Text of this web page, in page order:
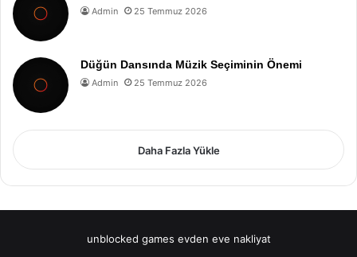
Admin 25 Temmuz 2026
Düğün Dansında Müzik Seçiminin Önemi
Admin 25 Temmuz 2026
Daha Fazla Yükle
unblocked games evden eve nakliyat